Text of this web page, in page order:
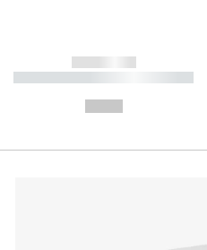
------------
----------- ----------- ----------